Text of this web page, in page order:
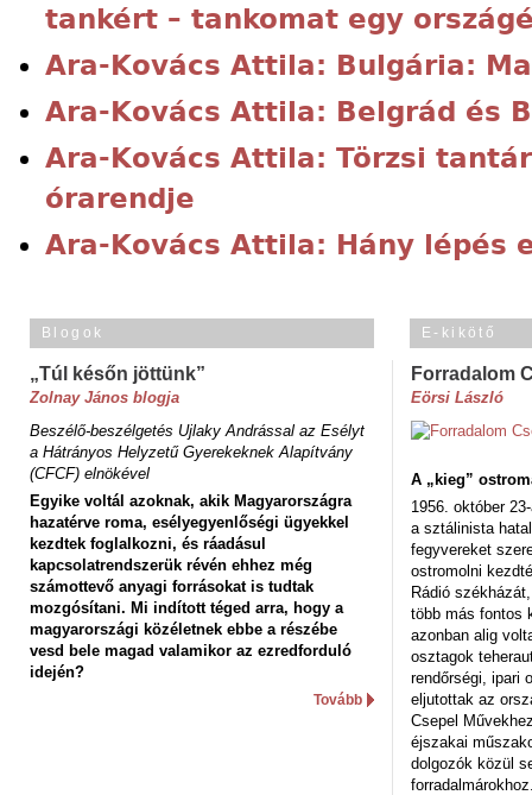
tankért – tankomat egy
Ara-Kovács Attila: Bulgária:
Ara-Kovács Attila: Belgrád és
Ara-Kovács Attila: Törzsi
órarendje
Ara-Kovács Attila: Hány lépés
Blogok
„Túl későn jöttünk”
Zolnay János blogja
Beszélő-beszélgetés Ujlaky Andrással az Esélyt
a Hátrányos Helyzetű Gyerekeknek Alapítvány
(CFCF) elnökével
Egyike voltál azoknak, akik Magyarországra
hazatérve roma, esélyegyenlőségi ügyekkel
kezdtek foglalkozni, és ráadásul
kapcsolatrendszerük révén ehhez még
számottevő anyagi forrásokat is tudtak
mozgósítani. Mi indított téged arra, hogy a
magyarországi közéletnek ebbe a részébe
vesd bele magad valamikor az ezredforduló
idején?
Tovább
E-kikötő
Forradalom
Eörsi László
A „kieg”
1956. október
a sztálinista
fegyvereket
ostromolni
Rádió
több más fontos
azonban alig
osztagok
rendőrségi, ipari
eljutottak az
Csepel
éjszakai
dolgozók közül